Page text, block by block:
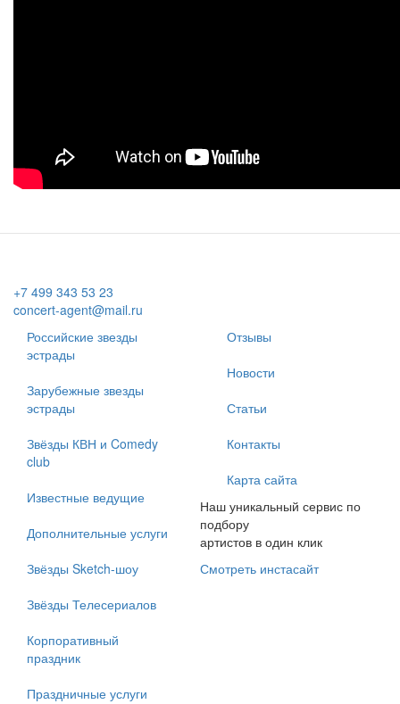
+7 499 343 53 23
concert-agent@mail.ru
Российские звезды
эстрады
Зарубежные звезды
эстрады
Звёзды КВН и Comedy
club
Известные ведущие
Дополнительные услуги
Звёзды Sketch-шоу
Звёзды Телесериалов
Корпоративный
праздник
Праздничные услуги
Отзывы
Новости
Статьи
Контакты
Карта сайта
Наш уникальный сервис по
подбору
артистов в один клик
Смотреть инстасайт